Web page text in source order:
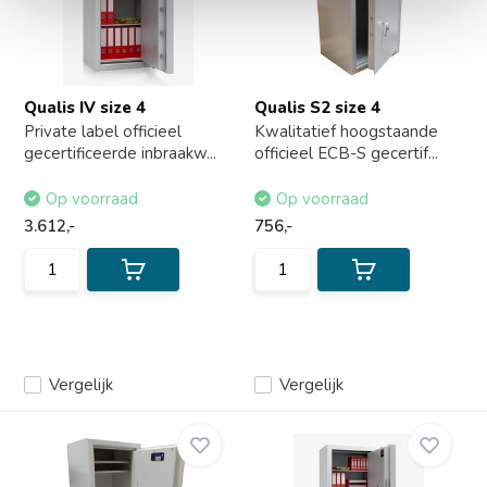
Qualis IV size 4
Private label officieel
gecertificeerde inbraakw...
Vergelijk
Op voorraad
3.612,-
Qualis S2 size 4
Kwalitatief hoogstaande
officieel ECB-S gecertif...
Vergelijk
Op voorraad
756,-